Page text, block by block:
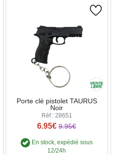
Porte clé pistolet TAURUS
Noir
Réf : 28651
6.95€ 9.95€
En stock, expédié sous
12/24h